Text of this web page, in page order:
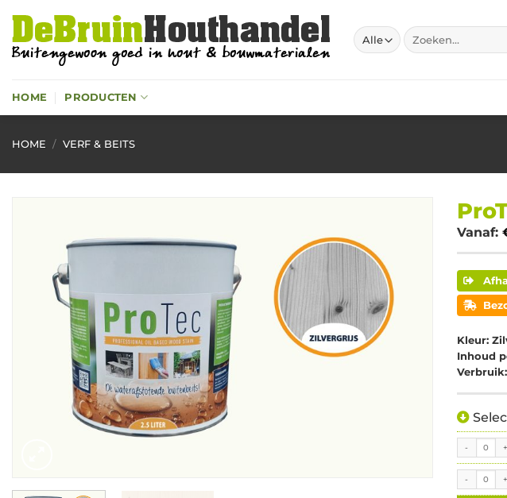
inhoud
Zoeken
naar:
HOME PRODUCTEN
HOME / VERF & BEITS
Vanaf:
Kleur:
Inhoud
Verbruik:
ProTec
ProTec